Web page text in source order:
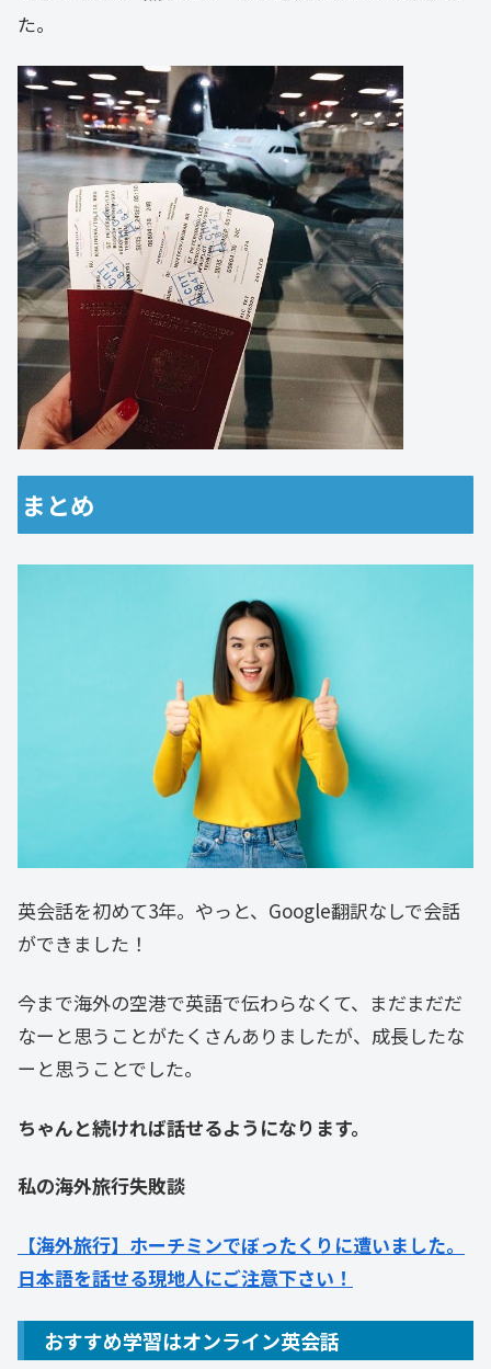
た。
まとめ
英会話を初めて3年。やっと、Google翻訳なしで会話
ができました！
今まで海外の空港で英語で伝わらなくて、まだまだだ
なーと思うことがたくさんありましたが、成長したな
ーと思うことでした。
ちゃんと続ければ話せるようになります。
私の海外旅行失敗談
【海外旅行】ホーチミンでぼったくりに遭いました。
日本語を話せる現地人にご注意下さい！
おすすめ学習はオンライン英会話